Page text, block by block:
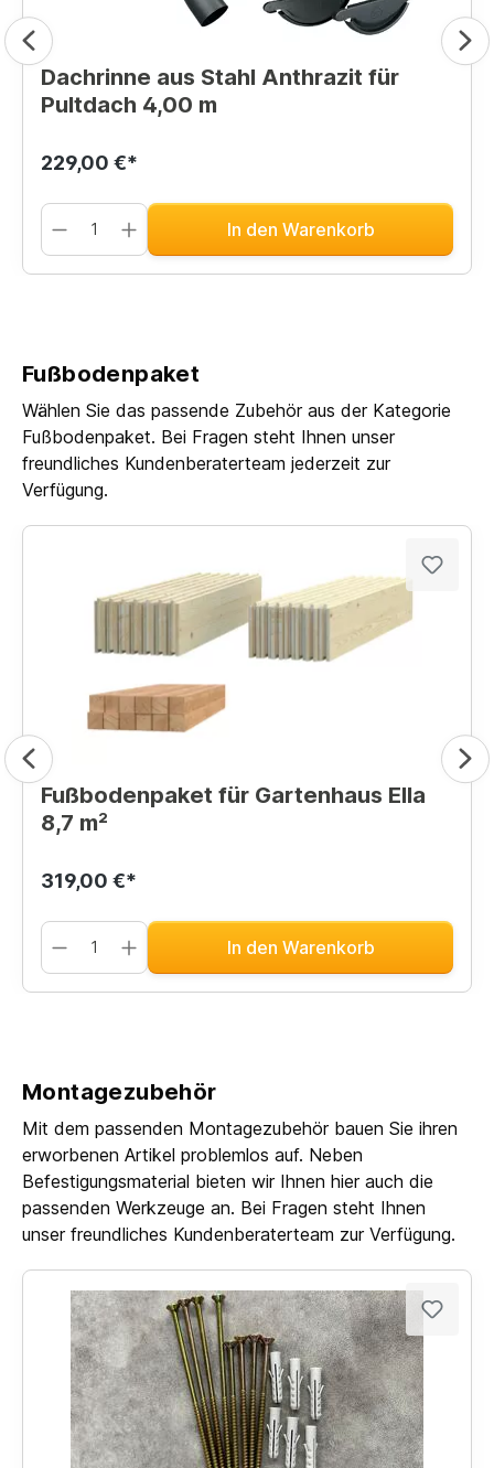
Dachrinne aus Stahl Anthrazit für
Pultdach 4,00 m
229,00 €*
In den Warenkorb
Fußbodenpaket
Wählen Sie das passende Zubehör aus der Kategorie
Fußbodenpaket. Bei Fragen steht Ihnen unser
freundliches Kundenberaterteam jederzeit zur
Verfügung.
Fußbodenpaket für Gartenhaus Ella
8,7 m²
319,00 €*
In den Warenkorb
Montagezubehör
Mit dem passenden Montagezubehör bauen Sie ihren
erworbenen Artikel problemlos auf. Neben
Befestigungsmaterial bieten wir Ihnen hier auch die
passenden Werkzeuge an. Bei Fragen steht Ihnen
unser freundliches Kundenberaterteam zur Verfügung.